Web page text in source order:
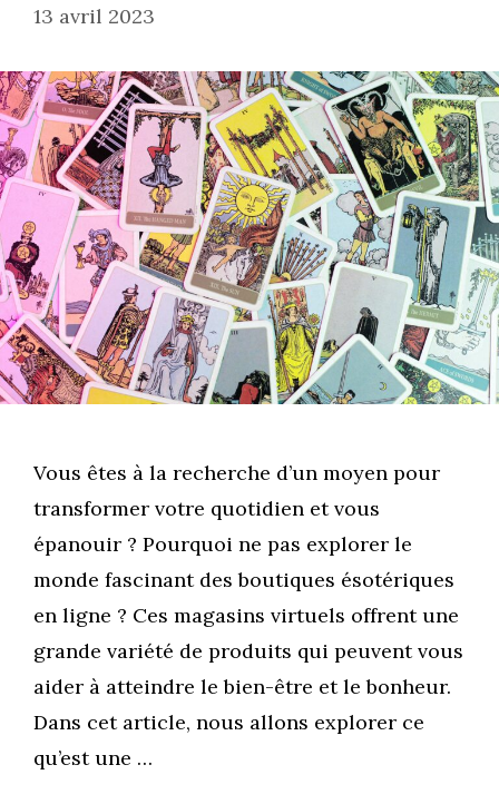
13 avril 2023
Vous êtes à la recherche d’un moyen pour
transformer votre quotidien et vous
épanouir ? Pourquoi ne pas explorer le
monde fascinant des boutiques ésotériques
en ligne ? Ces magasins virtuels offrent une
grande variété de produits qui peuvent vous
aider à atteindre le bien-être et le bonheur.
Dans cet article, nous allons explorer ce
qu’est une …